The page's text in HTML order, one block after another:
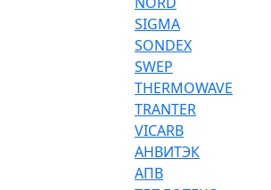
SIGMA
SONDEX
SWEP
THERMOWAVE
TRANTER
VICARB
АНВИТЭК
АПВ